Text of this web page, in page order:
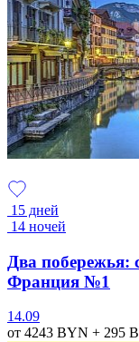
15 дней
14 ночей
Два побережья:
Франция №1
14.09
от 4243 BYN + 295